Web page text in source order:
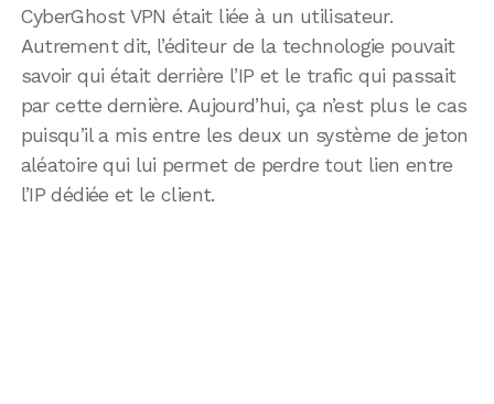
CyberGhost VPN était liée à un utilisateur.
Autrement dit, l’éditeur de la technologie pouvait
savoir qui était derrière l’IP et le trafic qui passait
par cette dernière. Aujourd’hui, ça n’est plus le cas
puisqu’il a mis entre les deux un système de jeton
aléatoire qui lui permet de perdre tout lien entre
l’IP dédiée et le client.